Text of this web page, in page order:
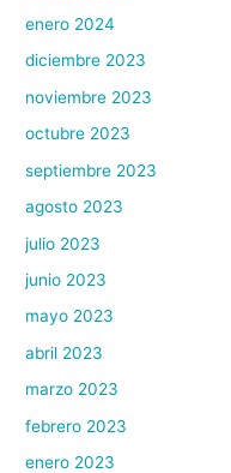
enero 2024
diciembre 2023
noviembre 2023
octubre 2023
septiembre 2023
agosto 2023
julio 2023
junio 2023
mayo 2023
abril 2023
marzo 2023
febrero 2023
enero 2023